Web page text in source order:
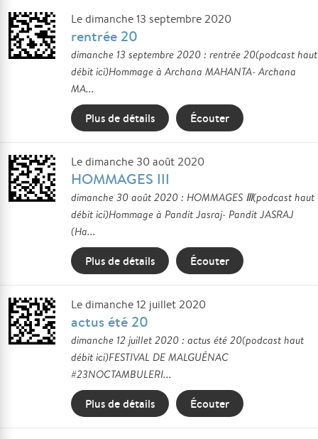
Le dimanche 13 septembre 2020
rentrée 20
dimanche 13 septembre 2020 : rentrée 20(podcast haut
débit ici)Hommage à Archana MAHANTA- Archana
MA...
Plus de détails Écouter
Le dimanche 30 août 2020
HOMMAGES III
dimanche 30 août 2020 : HOMMAGES Ⅲ(podcast haut
débit ici)Hommage à Pandit Jasraj- Pandit JASRAJ
(Ha...
Plus de détails Écouter
Le dimanche 12 juillet 2020
actus été 20
dimanche 12 juillet 2020 : actus été 20(podcast haut
débit ici)FESTIVAL DE MALGUÉNAC
#23NOCTAMBULERI...
Plus de détails Écouter